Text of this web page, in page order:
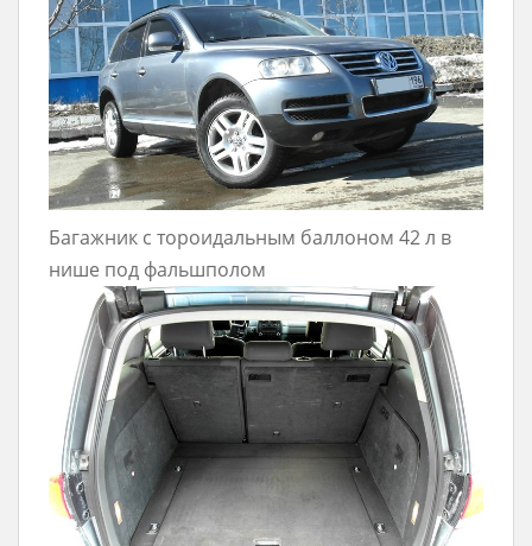
Багажник с тороидальным баллоном 42 л в
нише под фальшполом